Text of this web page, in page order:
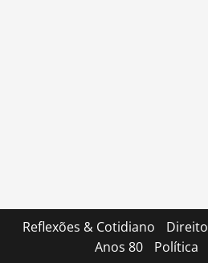
Reflexões & Cotidiano Direito
Anos 80
Política